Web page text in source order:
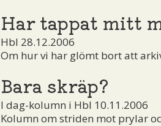
Har tappat mitt
Hbl 28.12.2006
Om hur vi har glömt bort att
Bara skräp?
I dag-kolumn i Hbl 10.11.2006
Kolumn om striden mot prylar